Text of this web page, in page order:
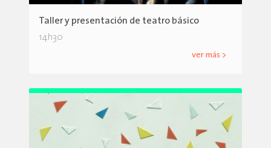
Taller y presentación de teatro básico
14h30
ver más >